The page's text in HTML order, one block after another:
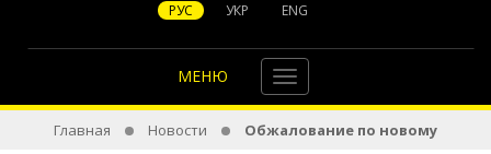
РУС УКР ENG
МЕНЮ
Главная Новости Обжалование по новому